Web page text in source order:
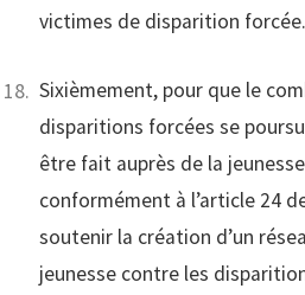
victimes de disparition forcée.
Sixièmement, pour que le
disparitions forcées se
être fait auprès de la
conformément à l’article 24
soutenir la création d’un
jeunesse contre les